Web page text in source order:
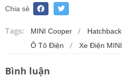
Chia sẻ
Tags: MINI Cooper Hatchback
Ô Tô Điện
Xe Điện MINI
Bình luận